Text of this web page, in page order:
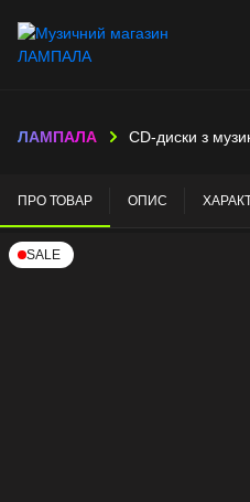
ЛАМПАЛА CD-диски з
ПРО ТОВАР ОПИС
SALE